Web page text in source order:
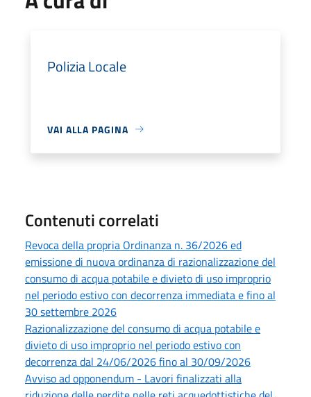
Polizia Locale
VAI ALLA PAGINA
Contenuti correlati
Revoca della propria Ordinanza n. 36/2026 ed
emissione di nuova ordinanza di razionalizzazione del
consumo di acqua potabile e divieto di uso improprio
nel periodo estivo con decorrenza immediata e fino al
30 settembre 2026
Razionalizzazione del consumo di acqua potabile e
divieto di uso improprio nel periodo estivo con
decorrenza dal 24/06/2026 fino al 30/09/2026
Avviso ad opponendum - Lavori finalizzati alla